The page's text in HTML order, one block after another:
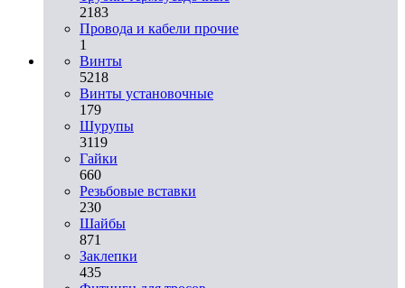
2183
Провода и кабели прочие
1
Винты
5218
Винты установочные
179
Шурупы
3119
Гайки
660
Резьбовые вставки
230
Шайбы
871
Заклепки
435